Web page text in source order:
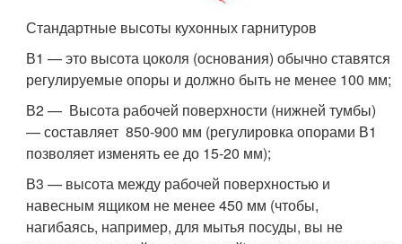
Стандартные высоты кухонных гарнитуров
В1 — это высота цоколя (основания) обычно ставятся
регулируемые опоры и должно быть не менее 100 мм;
В2 — Высота рабочей поверхности (нижней тумбы)
— составляет 850-900 мм (регулировка опорами В1
позволяет изменять ее до 15-20 мм);
В3 — высота между рабочей поверхностью и
навесным ящиком не менее 450 мм (чтобы,
нагибаясь, например, для мытья посуды, вы не